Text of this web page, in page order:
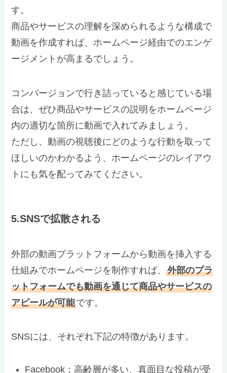
す。
商品やサービスの理解を深められるような構成で
動画を作成すれば、ホームページ経由でのエンゲ
ージメントが高まるでしょう。
コンバージョンで行き詰っていると感じている場
合は、ぜひ商品やサービスの説明をホームページ
内の適切な箇所に動画で入れてみましょう。
ただし、動画の視聴後にどのような行動を取って
ほしいのかわかるよう、ホームページのレイアウ
トにも気を配ってみてください。
5.SNSで拡散される
外部の動画プラットフォームから動画を挿入する
仕組みでホームページを制作すれば、外部のプラ
ットフォームでも動画を通じて商品やサービスの
アピールが可能です。
SNSには、それぞれ下記の特徴があります。
Facebook：高齢層が多い、真面目な投稿が受